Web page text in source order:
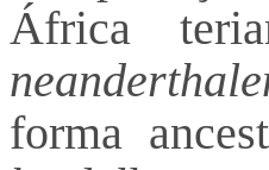
África
forma